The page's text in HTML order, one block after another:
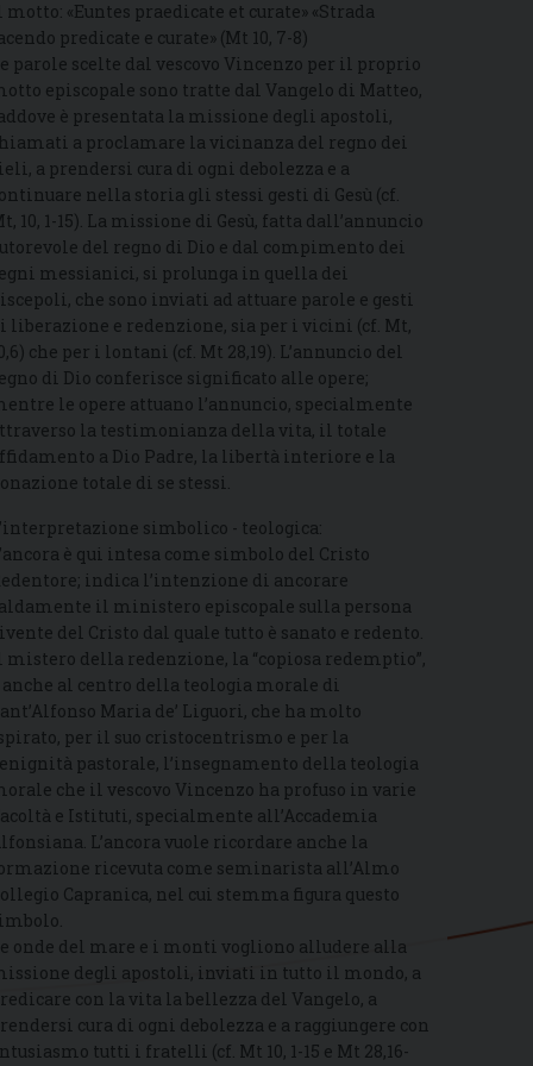
motto: «Euntes praedicate et curate» «Strada
predicate e curate» (Mt 10, 7-8)
parole scelte dal vescovo Vincenzo per il proprio
episcopale sono tratte dal Vangelo di Matteo,
è presentata la missione degli apostoli,
a proclamare la vicinanza del regno dei
a prendersi cura di ogni debolezza e a
nella storia gli stessi gesti di Gesù (cf.
10, 1-15). La missione di Gesù, fatta dall’annuncio
del regno di Dio e dal compimento dei
messianici, si prolunga in quella dei
che sono inviati ad attuare parole e gesti
liberazione e redenzione, sia per i vicini (cf. Mt,
che per i lontani (cf. Mt 28,19). L’annuncio del
di Dio conferisce significato alle opere;
le opere attuano l’annuncio, specialmente
la testimonianza della vita, il totale
a Dio Padre, la libertà interiore e la
totale di se stessi.
simbolico - teologica:
è qui intesa come simbolo del Cristo
indica l’intenzione di ancorare
il ministero episcopale sulla persona
del Cristo dal quale tutto è sanato e redento.
mistero della redenzione, la “copiosa redemptio”,
anche al centro della teologia morale di
Maria de’ Liguori, che ha molto
per il suo cristocentrismo e per la
pastorale, l’insegnamento della teologia
che il vescovo Vincenzo ha profuso in varie
e Istituti, specialmente all’Accademia
L’ancora vuole ricordare anche la
ricevuta come seminarista all’Almo
Capranica, nel cui stemma figura questo
onde del mare e i monti vogliono alludere alla
degli apostoli, inviati in tutto il mondo, a
con la vita la bellezza del Vangelo, a
cura di ogni debolezza e a raggiungere con
tutti i fratelli (cf. Mt 10, 1-15 e Mt 28,16-